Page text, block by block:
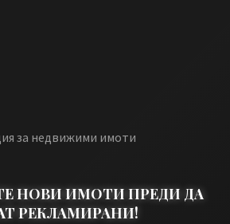
за недвижими имоти
НОВИ ИМОТИ ПРЕДИ ДА
РЕКЛАМИРАНИ!